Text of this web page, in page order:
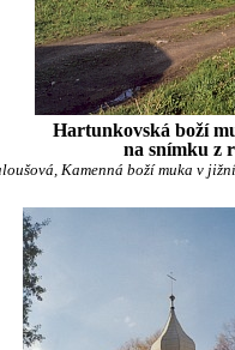
Hartunkovská boží
na snímku z
Kamenná boží muka v